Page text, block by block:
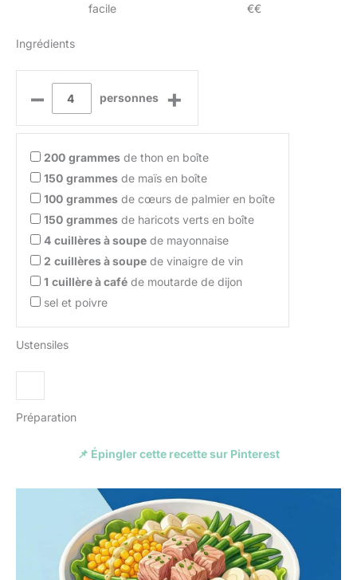
facile €€
Ingrédients
– personnes +
200 grammes de thon en boîte
150 grammes de maïs en boîte
100 grammes de cœurs de palmier en boîte
150 grammes de haricots verts en boîte
4 cuillères à soupe de mayonnaise
2 cuillères à soupe de vinaigre de vin
1 cuillère à café de moutarde de dijon
sel et poivre
Ustensiles
Préparation
📌 Épingler cette recette sur Pinterest